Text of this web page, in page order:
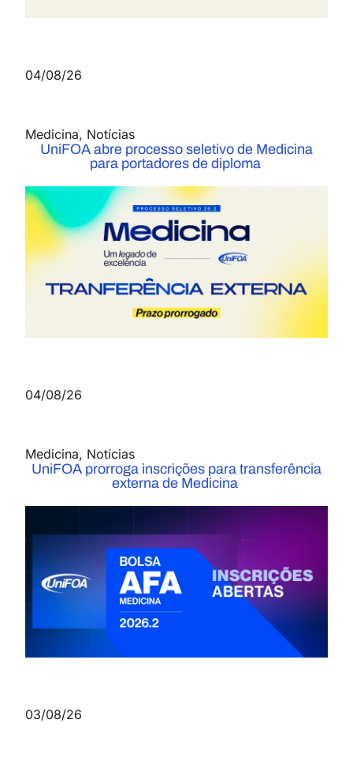
04/08/26
Medicina, Notícias
UniFOA abre processo seletivo de Medicina
para portadores de diploma
04/08/26
Medicina, Notícias
UniFOA prorroga inscrições para transferência
externa de Medicina
03/08/26